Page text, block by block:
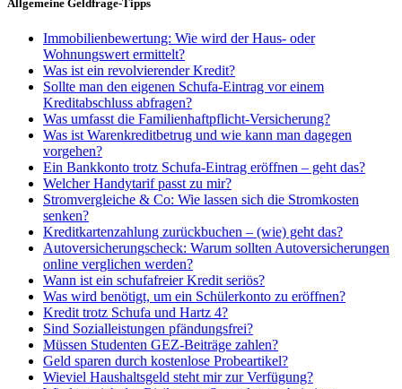
Allgemeine Geldfrage-Tipps
Immobilienbewertung: Wie wird der Haus- oder
Wohnungswert ermittelt?
Was ist ein revolvierender Kredit?
Sollte man den eigenen Schufa-Eintrag vor einem
Kreditabschluss abfragen?
Was umfasst die Familienhaftpflicht-Versicherung?
Was ist Warenkreditbetrug und wie kann man dagegen
vorgehen?
Ein Bankkonto trotz Schufa-Eintrag eröffnen – geht das?
Welcher Handytarif passt zu mir?
Stromvergleiche & Co: Wie lassen sich die Stromkosten
senken?
Kreditkartenzahlung zurückbuchen – (wie) geht das?
Autoversicherungscheck: Warum sollten Autoversicherungen
online verglichen werden?
Wann ist ein schufafreier Kredit seriös?
Was wird benötigt, um ein Schülerkonto zu eröffnen?
Kredit trotz Schufa und Hartz 4?
Sind Sozialleistungen pfändungsfrei?
Müssen Studenten GEZ-Beiträge zahlen?
Geld sparen durch kostenlose Probeartikel?
Wieviel Haushaltsgeld steht mir zur Verfügung?